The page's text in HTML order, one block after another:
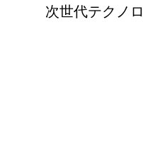
次世代テクノ